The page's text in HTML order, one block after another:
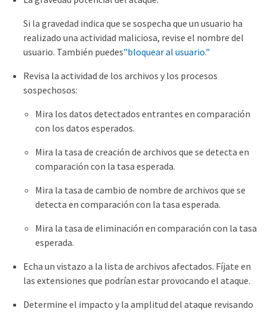
Si la gravedad indica que se sospecha que un usuario ha
realizado una actividad maliciosa, revise el nombre del
usuario. También puedes"bloquear al usuario."
Revisa la actividad de los archivos y los procesos
sospechosos:
Mira los datos detectados entrantes en comparación
con los datos esperados.
Mira la tasa de creación de archivos que se detecta en
comparación con la tasa esperada.
Mira la tasa de cambio de nombre de archivos que se
detecta en comparación con la tasa esperada.
Mira la tasa de eliminación en comparación con la tasa
esperada.
Echa un vistazo a la lista de archivos afectados. Fíjate en
las extensiones que podrían estar provocando el ataque.
Determine el impacto y la amplitud del ataque revisando